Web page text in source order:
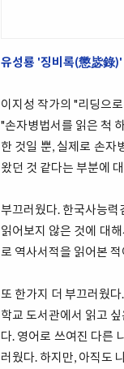
유성룡 '징비록(懲毖錄)'
이지성 작가의 "리딩으
"손자병법서를 읽은 척
한 것일 뿐, 실제로 손자
왔던 것 같다는 부분에
부끄러웠다. 한국사능
읽어보지 않은 것에 대
로 역사서적을 읽어본
또 한가지 더 부끄러웠다.
학교 도서관에서 읽고
다. 영어로 쓰여진 다른
러웠다. 하지만, 아직도